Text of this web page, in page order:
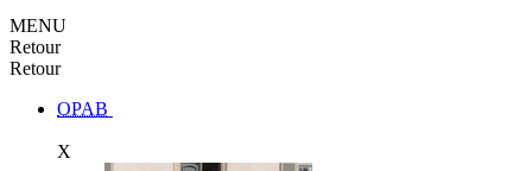
MENU
Retour
Retour
OPAB
X